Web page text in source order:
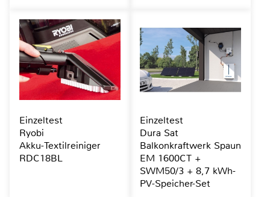
Einzeltest
Ryobi
Akku-Textilreiniger
RDC18BL
Einzeltest
Dura Sat
Balkonkraftwerk Spaun
EM 1600CT +
SWM50/3 + 8,7 kWh-
PV-Speicher-Set